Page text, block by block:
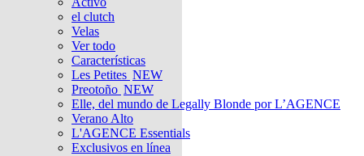
el clutch
Velas
Ver todo
Características
Les Petites NEW
Preotoño NEW
Elle, del mundo de Legally Blonde por L’AGENCE
Verano Alto
L'AGENCE Essentials
Exclusivos en línea